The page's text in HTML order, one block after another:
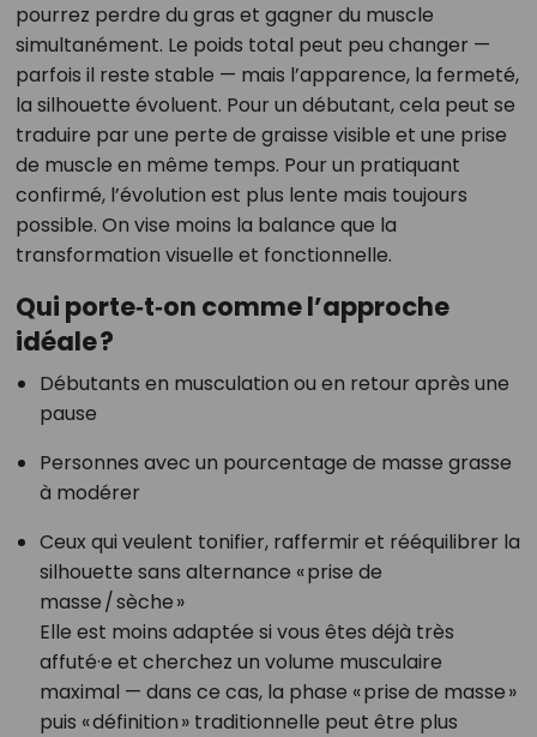
pourrez perdre du gras et gagner du muscle
simultanément. Le poids total peut peu changer —
parfois il reste stable — mais l’apparence, la fermeté,
la silhouette évoluent. Pour un débutant, cela peut se
traduire par une perte de graisse visible et une prise
de muscle en même temps. Pour un pratiquant
confirmé, l’évolution est plus lente mais toujours
possible. On vise moins la balance que la
transformation visuelle et fonctionnelle.
Qui porte‑t‑on comme l’approche
idéale ?
Débutants en musculation ou en retour après une
pause
Personnes avec un pourcentage de masse grasse
à modérer
Ceux qui veulent tonifier, raffermir et rééquilibrer la
silhouette sans alternance « prise de
masse / sèche »
Elle est moins adaptée si vous êtes déjà très
affuté·e et cherchez un volume musculaire
maximal — dans ce cas, la phase « prise de masse »
puis « définition » traditionnelle peut être plus